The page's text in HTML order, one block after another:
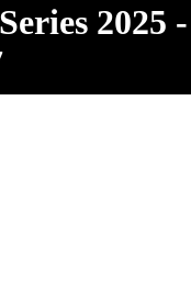
2025 -